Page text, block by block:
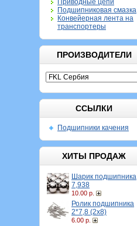
Приводные цепи
Подшипниковая смазка
Конвейерная лента на
транспортеры
ПРОИЗВОДИТЕЛИ
ССЫЛКИ
Подшипники качения
ХИТЫ ПРОДАЖ
Шарик подшипника
7,938
10.00 р.
Ролик подшипника
2*7,8 (2х8)
6.00 р.